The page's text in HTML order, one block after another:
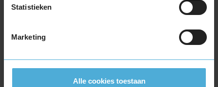
Statistieken
Marketing
Alle cookies toestaan
285/35R19 103Y EXTRALOAD
285/35R19 103Y EXTRALOAD
305/30R19 102Y EXTRALOAD
305/30R19 102Y EXTRALOAD
305/30R19 102Y EXTRALOAD